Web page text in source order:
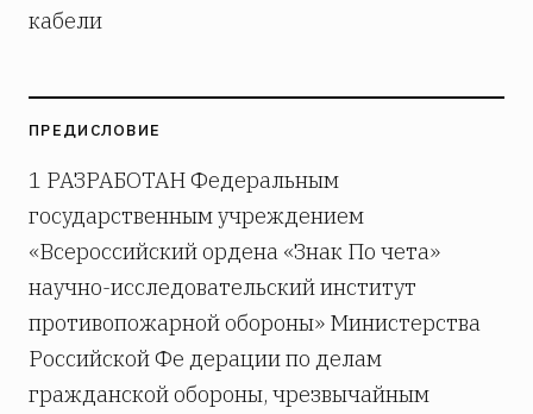
кабели
ПРЕДИСЛОВИЕ
1 РАЗРАБОТАН Федеральным
государственным учреждением
«Всероссийский ордена «Знак По­ чета»
научно-исследовательский институт
противопожарной обороны» Министерства
Российской Фе­ дерации по делам
гражданской обороны, чрезвычайным